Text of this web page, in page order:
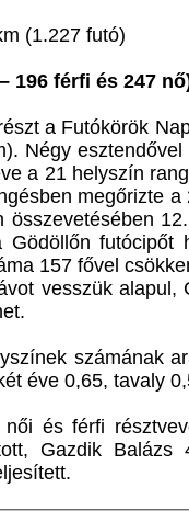
(1.227 futó)
196 férfi és 247
a Futókörök
Négy
a 21 helyszín
megőrizte
157 fővel
vesszük
számának
éve 0,65, tavaly
és férfi
Gazdik